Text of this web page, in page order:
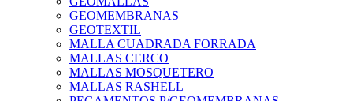
GEOMEMBRANAS
GEOTEXTIL
MALLA CUADRADA FORRADA
MALLAS CERCO
MALLAS MOSQUETERO
MALLAS RASHELL